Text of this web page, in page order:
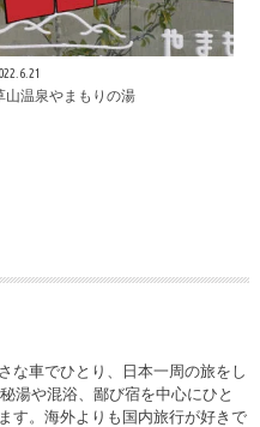
山温泉やまもりの湯
な車でひとり、日本一周の旅をし
湯や混浴、鄙び宿を中心にひと
す。海外よりも国内旅行が好きで